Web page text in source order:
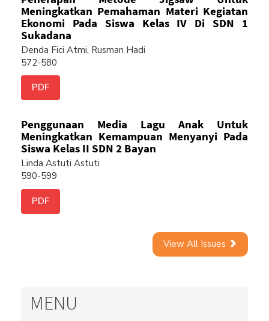
Meningkatkan Pemahaman Materi Kegiatan
Ekonomi Pada Siswa Kelas IV Di SDN 1
Sukadana
Denda Fici Atmi, Rusman Hadi
572-580
PDF
Penggunaan Media Lagu Anak Untuk
Meningkatkan Kemampuan Menyanyi Pada
Siswa Kelas II SDN 2 Bayan
Linda Astuti Astuti
590-599
PDF
View All Issues
MENU